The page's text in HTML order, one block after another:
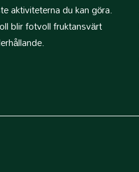
aktiviteterna du kan göra.
blir fotvoll fruktansvärt